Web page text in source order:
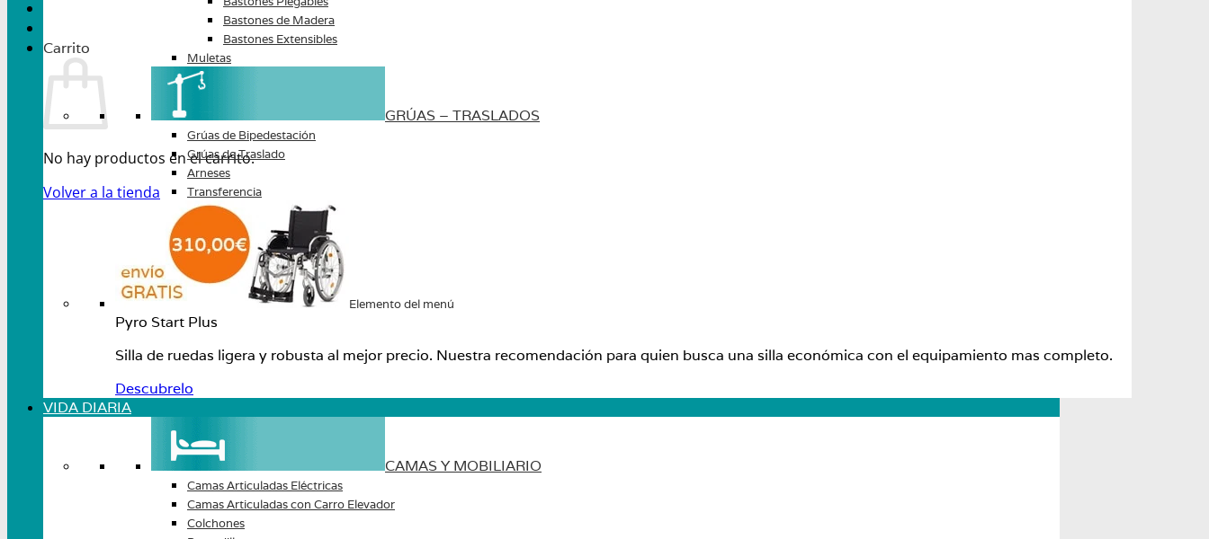
Carrito
No hay productos en el carrito.
Volver a la tienda
Bastones de Madera
Bastones Extensibles
Muletas
GRÚAS – TRASLADOS
Grúas de Bipedestación
Grúas de Traslado
Arneses
Transferencia
Elemento del menú
Pyro Start Plus
Silla de ruedas ligera y robusta al mejor precio. Nuestra recomendación para quien busca una silla económica con el equipamiento mas completo.
Descubrelo
VIDA DIARIA
CAMAS Y MOBILIARIO
Camas Articuladas Eléctricas
Camas Articuladas con Carro Elevador
Colchones